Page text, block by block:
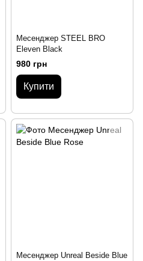
Месенджер STEЕL BRO
Eleven Black
980 грн
Купити
Месенджер Unreal Beside Blue